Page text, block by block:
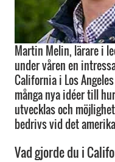
Martin Melin, lärare i
under våren en
California i Los
många nya idéer till
utvecklas och
bedrivs vid det
Vad gjorde du i